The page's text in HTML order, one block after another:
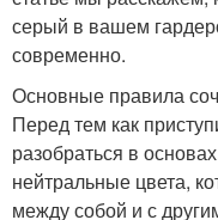
серый в вашем
современно.
Основные правила
Перед тем как
разобраться в
нейтральные цвета,
между собой и с